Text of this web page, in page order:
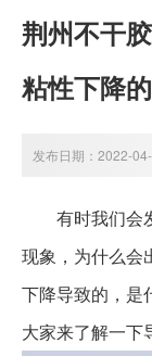
荆州不干
粘性下降
发布日期：2022-
有时我们会发
现象，为什么会
下降导致的，是
大家来了解一下